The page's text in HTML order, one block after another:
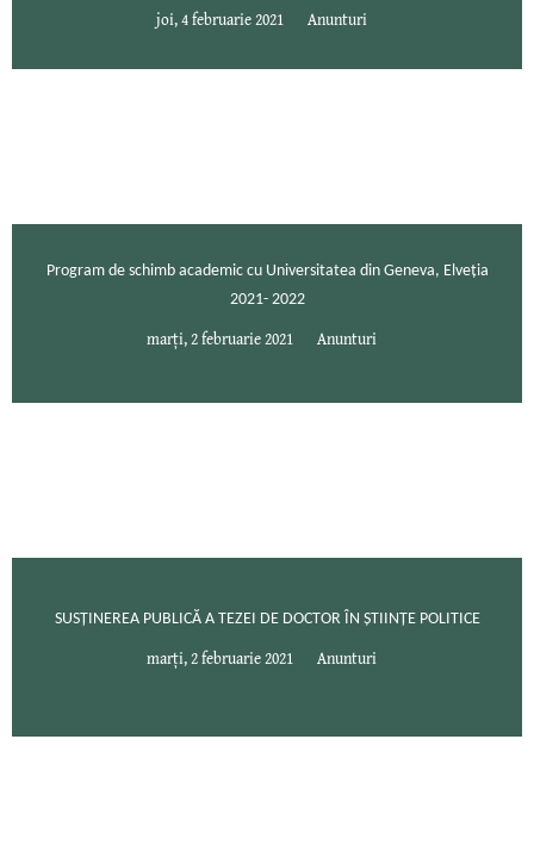
joi, 4 februarie 2021 Anunturi
Program de schimb academic cu Universitatea din Geneva, Elveția
2021- 2022
marți, 2 februarie 2021 Anunturi
SUSȚINEREA PUBLICĂ A TEZEI DE DOCTOR ÎN ȘTIINȚE POLITICE
marți, 2 februarie 2021 Anunturi